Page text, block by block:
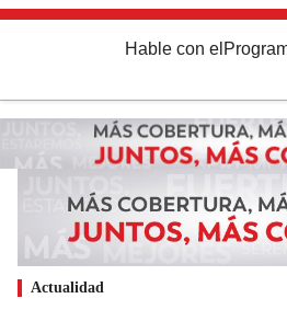
Hable con el
Actualidad